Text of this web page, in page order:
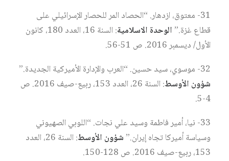
31- معتوق، ازدهار. “الحصاد المر للحصار الإسرائيلي على
قطاع غزة.”الوحدة الاسلامية
: السنة 16، العدد 180، كانون
الأول/ ديسمبر 2016. ص 51-56.
32- موسوي، سيد حسين. “العرب والإدارة الأميركية الجديدة.”
شؤون الأوسط
: السنة 26، العدد 153، ربيع-صيف 2016. ص
4-5.
33- نيا، أمير فاطمة وسيد علي نجات. “اللوبي الصهيوني
وسياسة أميركا تجاه إيران.”شؤون الأوسط
: السنة 26، العدد
153، ربيع-صيف 2016. ص 128-150.